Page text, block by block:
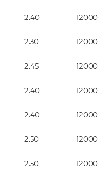
2.40 12000
2.30 12000
2.45 12000
2.40 12000
2.40 12000
2.50 12000
2.50 12000